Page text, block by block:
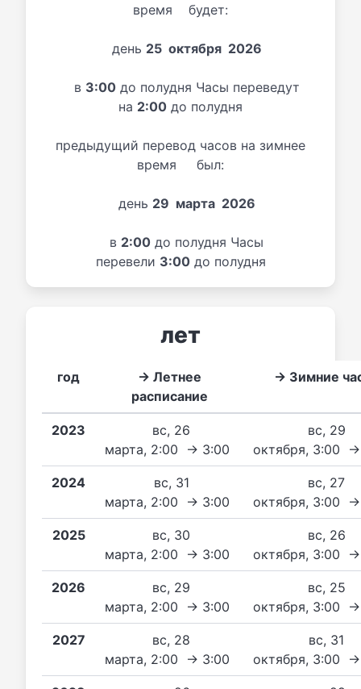
время будет:
день 25 октября 2026
в 3:00до полудня Часы переведут
на 2:00 до полудня
предыдущий перевод часов на зимнее
время был:
день 29 марта 2026
в 2:00 до полудня Часы
перевели 3:00до полудня
лет
год
→ Летнее
расписание
→ Зимние
2023
вс, 26
марта, 2:00 → 3:00
вс, 29
октября, 3:00
2024
вс, 31
марта, 2:00 → 3:00
вс, 27
октября, 3:00
2025
вс, 30
марта, 2:00 → 3:00
вс, 26
октября, 3:00
2026
вс, 29
марта, 2:00 → 3:00
вс, 25
октября, 3:00
2027
вс, 28
марта, 2:00 → 3:00
вс, 31
октября, 3:00